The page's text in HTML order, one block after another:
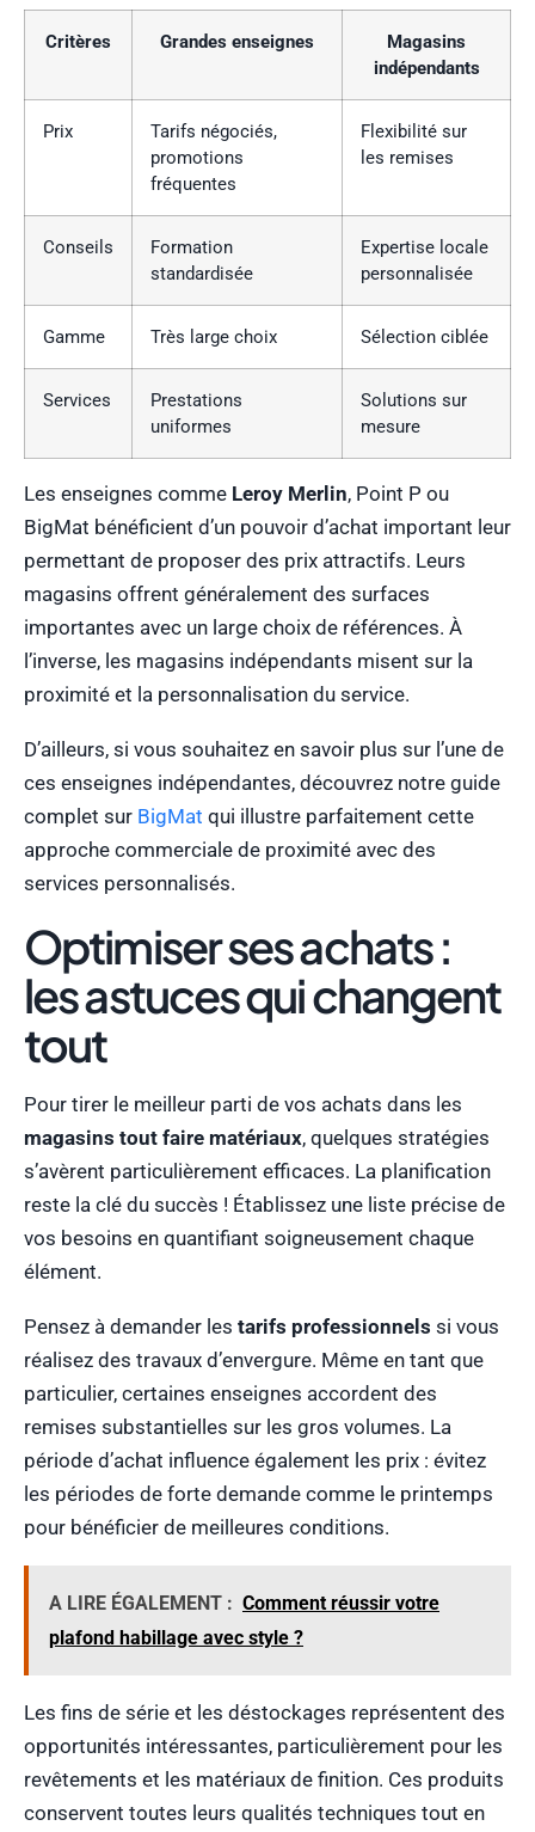
Critères Grandes enseignes
Magasins
indépendants
Prix
Tarifs négociés,
promotions
fréquentes
Flexibilité sur
les remises
Conseils
Formation
standardisée
Expertise locale
personnalisée
Gamme Très large choix Sélection ciblée
Services
Prestations
uniformes
Solutions sur
mesure
Les enseignes comme Leroy Merlin, Point P ou
BigMat bénéficient d’un pouvoir d’achat important leur
permettant de proposer des prix attractifs. Leurs
magasins offrent généralement des surfaces
importantes avec un large choix de références. À
l’inverse, les magasins indépendants misent sur la
proximité et la personnalisation du service.
D’ailleurs, si vous souhaitez en savoir plus sur l’une de
ces enseignes indépendantes, découvrez notre guide
complet sur BigMat qui illustre parfaitement cette
approche commerciale de proximité avec des
services personnalisés.
Optimiser ses achats :
les astuces qui changent
tout
Pour tirer le meilleur parti de vos achats dans les
magasins tout faire matériaux, quelques stratégies
s’avèrent particulièrement efficaces. La planification
reste la clé du succès ! Établissez une liste précise de
vos besoins en quantifiant soigneusement chaque
élément.
Pensez à demander les tarifs professionnels si vous
réalisez des travaux d’envergure. Même en tant que
particulier, certaines enseignes accordent des
remises substantielles sur les gros volumes. La
période d’achat influence également les prix : évitez
les périodes de forte demande comme le printemps
pour bénéficier de meilleures conditions.
A LIRE ÉGALEMENT : Comment réussir votre
plafond habillage avec style ?
Les fins de série et les déstockages représentent des
opportunités intéressantes, particulièrement pour les
revêtements et les matériaux de finition. Ces produits
conservent toutes leurs qualités techniques tout en